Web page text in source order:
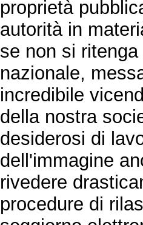
proprietà
autorità in
se non si
nazionale,
incredibile
della nostra
desiderosi di
dell'immagine
rivedere
procedure di